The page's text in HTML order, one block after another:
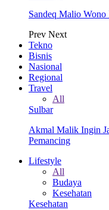
Sandeq Malio
Prev Next
Tekno
Bisnis
Nasional
Regional
Travel
All
Sulbar
Akmal Malik Ingin
Pemancing
Lifestyle
All
Budaya
Kesehatan
Kesehatan